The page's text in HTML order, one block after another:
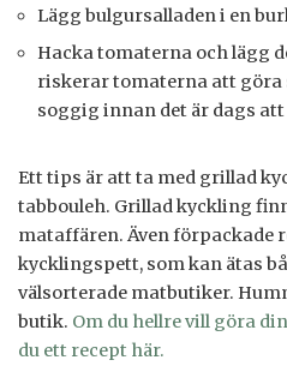
Lägg bulgursalladen i en
Hacka tomaterna och lägg
riskerar tomaterna att göra
soggig innan det är dags att
Ett tips är att ta med grillad
tabbouleh. Grillad kyckling
mataffären. Även förpackade
kycklingspett, som kan ätas
välsorterade matbutiker.
butik. Om du hellre vill göra
du ett recept här.